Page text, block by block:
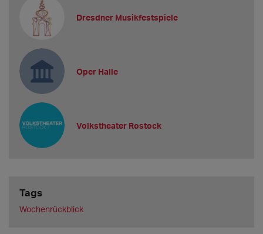
Dresdner Musikfestspiele
Oper Halle
Volkstheater Rostock
Tags
Wochenrückblick